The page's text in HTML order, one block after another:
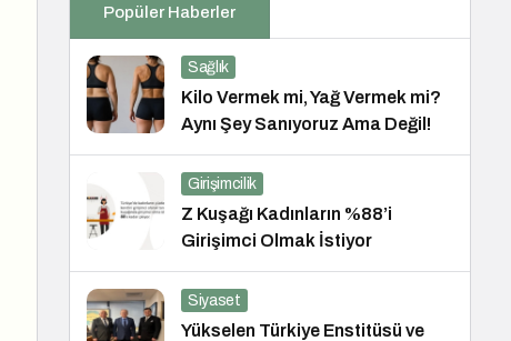
Popüler Haberler
Sağlık
Kilo Vermek mi, Yağ Vermek mi?
Aynı Şey Sanıyoruz Ama Değil!
Girişimcilik
Z Kuşağı Kadınların %88’i
Girişimci Olmak İstiyor
Siyaset
Yükselen Türkiye Enstitüsü ve